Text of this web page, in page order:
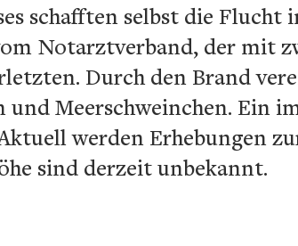
schafften selbst die Flucht
Notarztverband, der mit
Durch den Brand
und Meerschweinchen. Ein
werden Erhebungen
sind derzeit unbekannt.